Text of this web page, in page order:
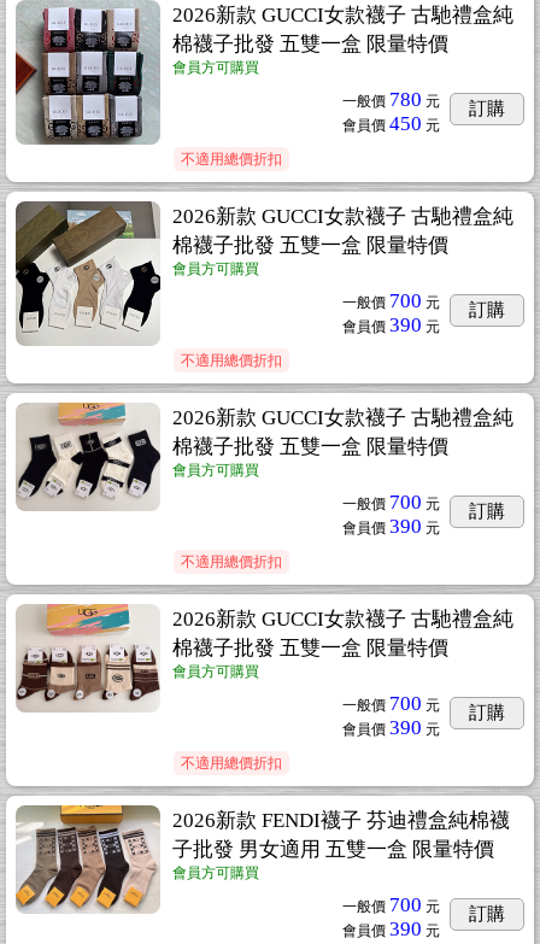
2026新款 GUCCI女款襪子 古馳禮盒純
棉襪子批發 五雙一盒 限量特價
會員方可購買
一般價 780 元
會員價 450 元
訂購
不適用總價折扣
2026新款 GUCCI女款襪子 古馳禮盒純
棉襪子批發 五雙一盒 限量特價
會員方可購買
一般價 700 元
會員價 390 元
訂購
不適用總價折扣
2026新款 GUCCI女款襪子 古馳禮盒純
棉襪子批發 五雙一盒 限量特價
會員方可購買
一般價 700 元
會員價 390 元
訂購
不適用總價折扣
2026新款 GUCCI女款襪子 古馳禮盒純
棉襪子批發 五雙一盒 限量特價
會員方可購買
一般價 700 元
會員價 390 元
訂購
不適用總價折扣
2026新款 FENDI襪子 芬迪禮盒純棉襪
子批發 男女適用 五雙一盒 限量特價
會員方可購買
一般價 700 元
會員價 390 元
訂購